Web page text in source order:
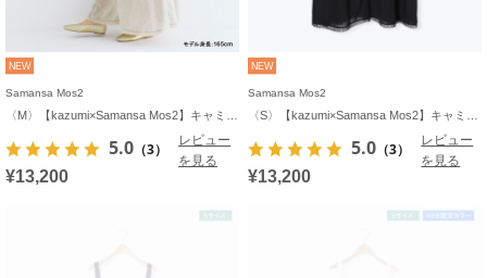
NEW
Samansa Mos2
5.0 （3）
レビュー
を見る
¥13,200
NEW
Samansa Mos2
5.0 （3）
レビュー
を見る
¥13,200